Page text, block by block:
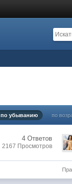
по убыванию по
4 Ответов
2167 Просмотров